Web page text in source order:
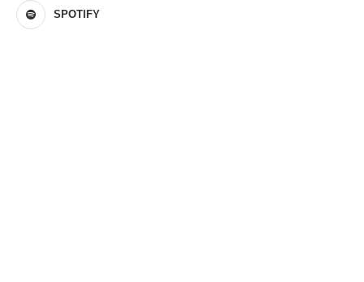
SPOTIFY